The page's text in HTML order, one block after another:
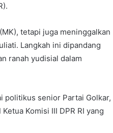
tetapi juga meninggalkan
Langkah ini dipandang
ranah yudisial dalam
politikus senior Partai Golkar,
Komisi III DPR RI yang